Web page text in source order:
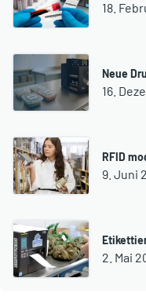
18.
Neue
16.
RFID
9. Juni
2. Mai